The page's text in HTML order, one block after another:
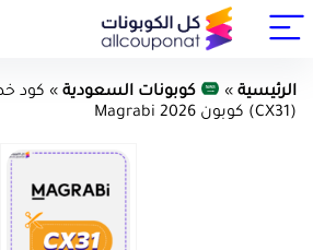
الرئيسية » كوبونات السعودية » كود
(CX31) كوبون Magrabi 2026